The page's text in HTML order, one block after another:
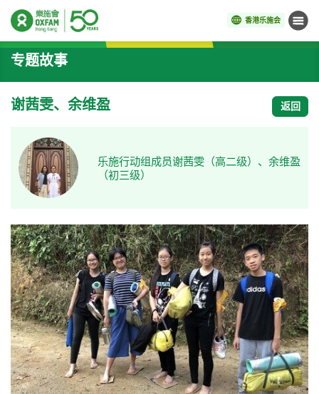
香港乐施会 菜单
开始主要内容
专题故事
谢茜雯、余维盈 返回
乐施行动组成员谢茜雯（高二级）、余维盈
（初三级）